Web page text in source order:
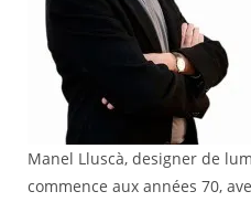
Manel Lluscà, designer de
commence aux années 70,